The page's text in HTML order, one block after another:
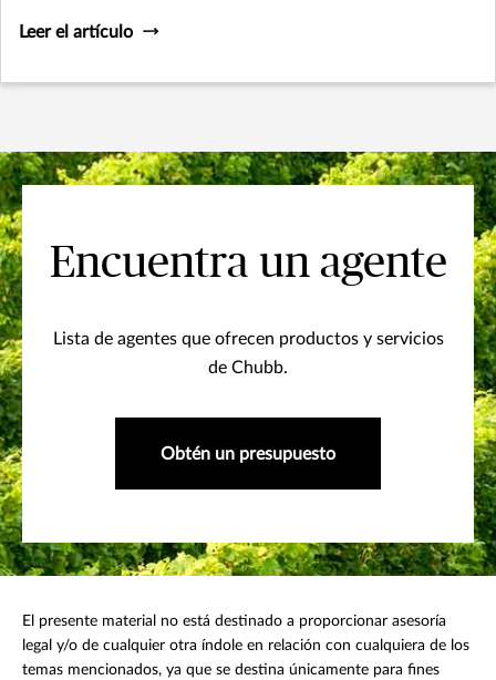
Leer el artículo
Encuentra un agente
Lista de agentes que ofrecen productos y servicios
de Chubb.
Obtén un presupuesto
El presente material no está destinado a proporcionar asesoría
legal y/o de cualquier otra índole en relación con cualquiera de los
temas mencionados, ya que se destina únicamente para fines